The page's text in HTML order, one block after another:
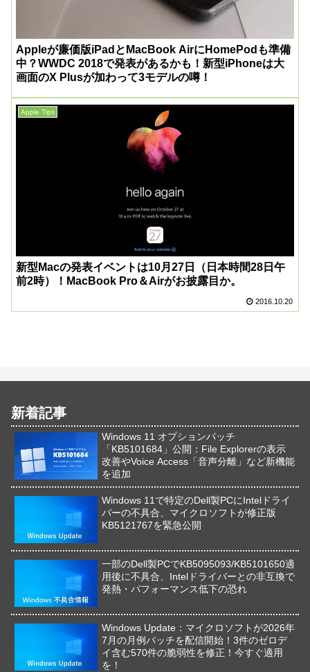
Appleが廉価版iPadとMacBook AirにHomePodも準備
中？WWDC 2018で発表があるかも！新型iPhoneは大
画面のX Plusが加わって3モデルの噂！
Apple Tips
新型Macの発表イベントは10月27日（日本時間28日午
前2時）！MacBook Pro＆Airがお披露目か。
2016.10.20
新着記事
Windows 11 オプションパッチ
「KB5101684」公開：File Explorerの表示
改善やVoice Access「音声分離」など新機能
を追加
Windows 11で特定のDell製PCにIntelドライ
バーの不具合、マイクロソフトが修正版
KB5121767を緊急公開
一部のDell製PCでKB5095093/KB5101650適
用後に不具合、Intelドライバーとの非互換で
発熱・パフォーマンス低下の恐れ
Windows Update：マイクロソフトが2026年
7月の月例パッチを配信開始！3件のゼロデ
イ含む570件の脆弱性を修正！今すぐ適用
を！